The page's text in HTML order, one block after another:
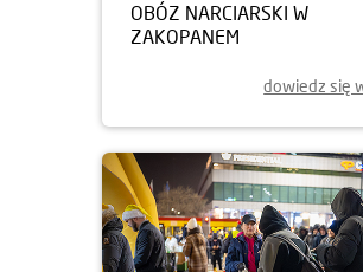
OBÓZ NARCIARSKI W
ZAKOPANEM
dowiedz się